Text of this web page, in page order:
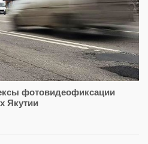
фотовидеофиксации
Якутии